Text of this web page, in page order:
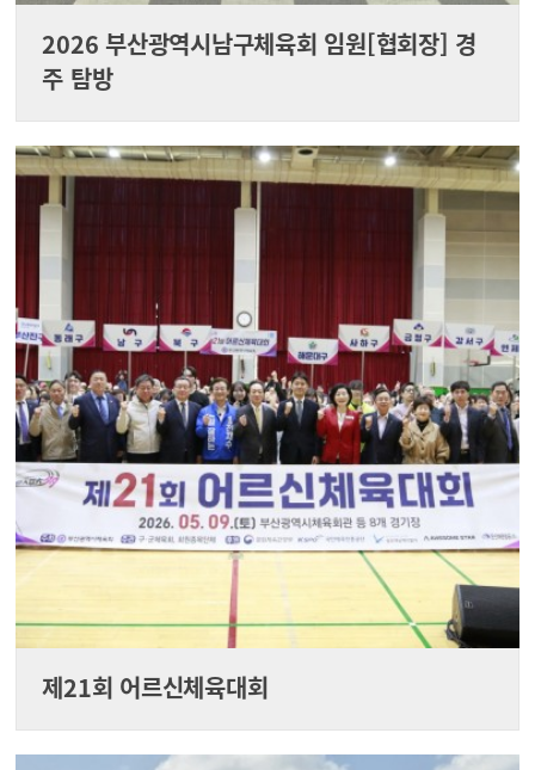
2026 부산광역시남구체육회 임원[협회장] 경
주 탐방
제21회 어르신체육대회